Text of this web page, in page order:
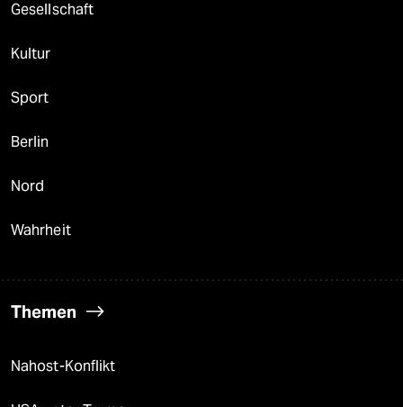
Gesellschaft
Kultur
Sport
Berlin
Nord
Wahrheit
Themen
Nahost-Konflikt